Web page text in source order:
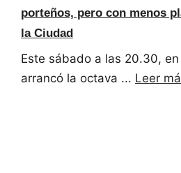
porteños, pero con menos
la Ciudad
Este sábado a las 20.30,
arrancó la octava ... Leer